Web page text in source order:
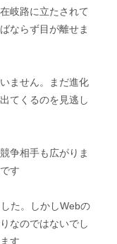
岐路に立たされて
ならず目が離せま
ません。まだ進化
てくるのを見逃し
争相手も広がりま
す
た。しかしWebの
なのではないでし
す